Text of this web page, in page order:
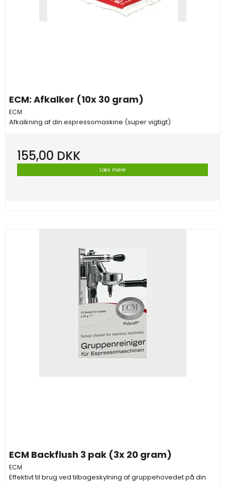
ECM: Afkalker (10x 30 gram)
ECM
Afkalkning af din espressomaskine (super vigtigt)
155,00 DKK
Læs mere
ECM Backflush 3 pak (3x 20 gram)
ECM
Effektivt til brug ved tilbageskylning af gruppehovedet på din